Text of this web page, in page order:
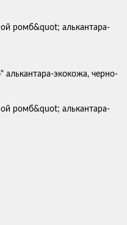
экокожа, черно-